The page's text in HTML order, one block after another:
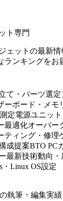
ト専門
ェットの最新
ランキングをお
て・パーツ選定
ーボード・メモ
定電源ユニッ
最適化オーバー
ティング・修理
成提案BTO PC
最新技術動向・
・Linux OS設定
執筆・編集実績